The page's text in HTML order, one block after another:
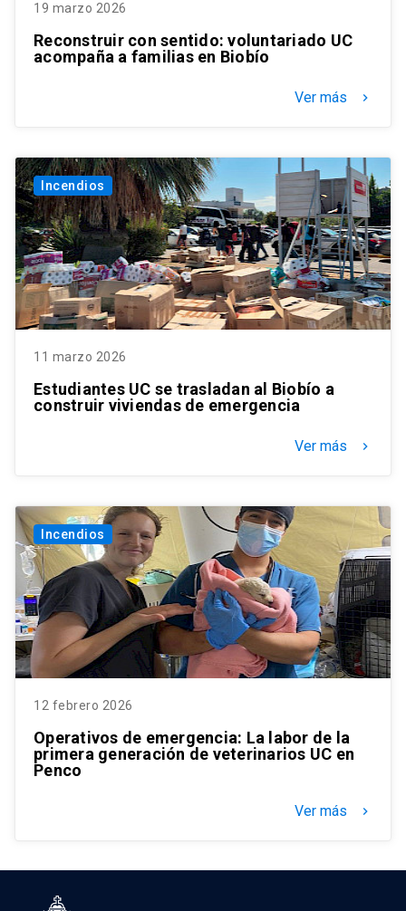
19 marzo 2026
Reconstruir con sentido: voluntariado UC
acompaña a familias en Biobío
Ver más keyboard_arrow_right
Incendios
11 marzo 2026
Estudiantes UC se trasladan al Biobío a
construir viviendas de emergencia
Ver más keyboard_arrow_right
Incendios
12 febrero 2026
Operativos de emergencia: La labor de la
primera generación de veterinarios UC en
Penco
Ver más keyboard_arrow_right